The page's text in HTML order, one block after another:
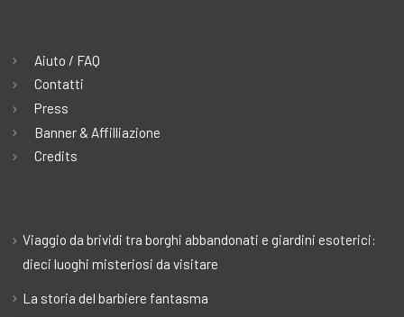
Aiuto / FAQ
Contatti
Press
Banner & Affilliazione
Credits
Viaggio da brividi tra borghi abbandonati e giardini esoterici:
dieci luoghi misteriosi da visitare
La storia del barbiere fantasma